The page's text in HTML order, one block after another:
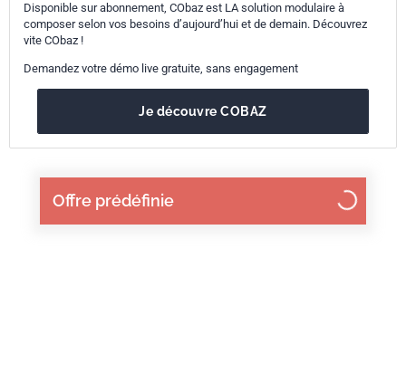
Offre prédéfinie
Disponible sur abonnement, CObaz est LA solution modulaire à
composer selon vos besoins d’aujourd’hui et de demain. Découvrez
vite CObaz !
Demandez votre démo live gratuite, sans engagement
Je découvre COBAZ